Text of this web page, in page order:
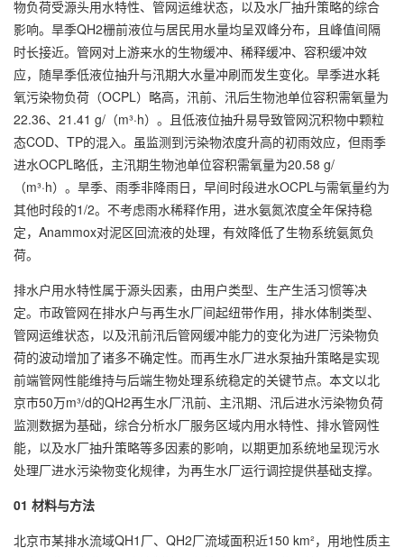
物负荷受源头用水特性、管网运维状态，以及水厂抽升策略的综合
影响。旱季QH2栅前液位与居民用水量均呈双峰分布，且峰值间隔
时长接近。管网对上游来水的生物缓冲、稀释缓冲、容积缓冲效
应，随旱季低液位抽升与汛期大水量冲刷而发生变化。旱季进水耗
氧污染物负荷（OCPL）略高，汛前、汛后生物池单位容积需氧量为
22.36、21.41 g/（m³·h）。且低液位抽升易导致管网沉积物中颗粒
态COD、TP的混入。虽监测到污染物浓度升高的初雨效应，但雨季
进水OCPL略低，主汛期生物池单位容积需氧量为20.58 g/
（m³·h）。旱季、雨季非降雨日，早间时段进水OCPL与需氧量约为
其他时段的1/2。不考虑雨水稀释作用，进水氨氮浓度全年保持稳
定，Anammox对泥区回流液的处理，有效降低了生物系统氨氮负
荷。
排水户用水特性属于源头因素，由用户类型、生产生活习惯等决
定。市政管网在排水户与再生水厂间起纽带作用，排水体制类型、
管网运维状态，以及汛前汛后管网缓冲能力的变化为进厂污染物负
荷的波动增加了诸多不确定性。而再生水厂进水泵抽升策略是实现
前端管网性能维持与后端生物处理系统稳定的关键节点。本文以北
京市50万m³/d的QH2再生水厂汛前、主汛期、汛后进水污染物负荷
监测数据为基础，综合分析水厂服务区域内用水特性、排水管网性
能，以及水厂抽升策略等多因素的影响，以期更加系统地呈现污水
处理厂进水污染物变化规律，为再生水厂运行调控提供基础支撑。
01 材料与方法
北京市某排水流域QH1厂、QH2厂流域面积近150 km²，用地性质主